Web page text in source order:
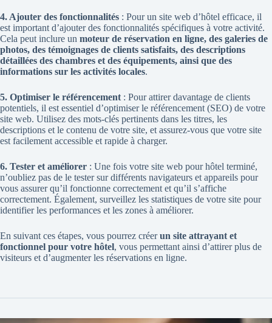
4. Ajouter des fonctionnalités : Pour un site web d’hôtel efficace, il
est important d’ajouter des fonctionnalités spécifiques à votre activité.
Cela peut inclure un moteur de réservation en ligne, des galeries de
photos, des témoignages de clients satisfaits, des descriptions
détaillées des chambres et des équipements, ainsi que des
informations sur les activités locales.
5. Optimiser le référencement : Pour attirer davantage de clients
potentiels, il est essentiel d’optimiser le référencement (SEO) de votre
site web. Utilisez des mots-clés pertinents dans les titres, les
descriptions et le contenu de votre site, et assurez-vous que votre site
est facilement accessible et rapide à charger.
6. Tester et améliorer : Une fois votre site web pour hôtel terminé,
n’oubliez pas de le tester sur différents navigateurs et appareils pour
vous assurer qu’il fonctionne correctement et qu’il s’affiche
correctement. Également, surveillez les statistiques de votre site pour
identifier les performances et les zones à améliorer.
En suivant ces étapes, vous pourrez créerun site attrayant et
fonctionnel pour votre hôtel, vous permettant ainsi d’attirer plus de
visiteurs et d’augmenter les réservations en ligne.